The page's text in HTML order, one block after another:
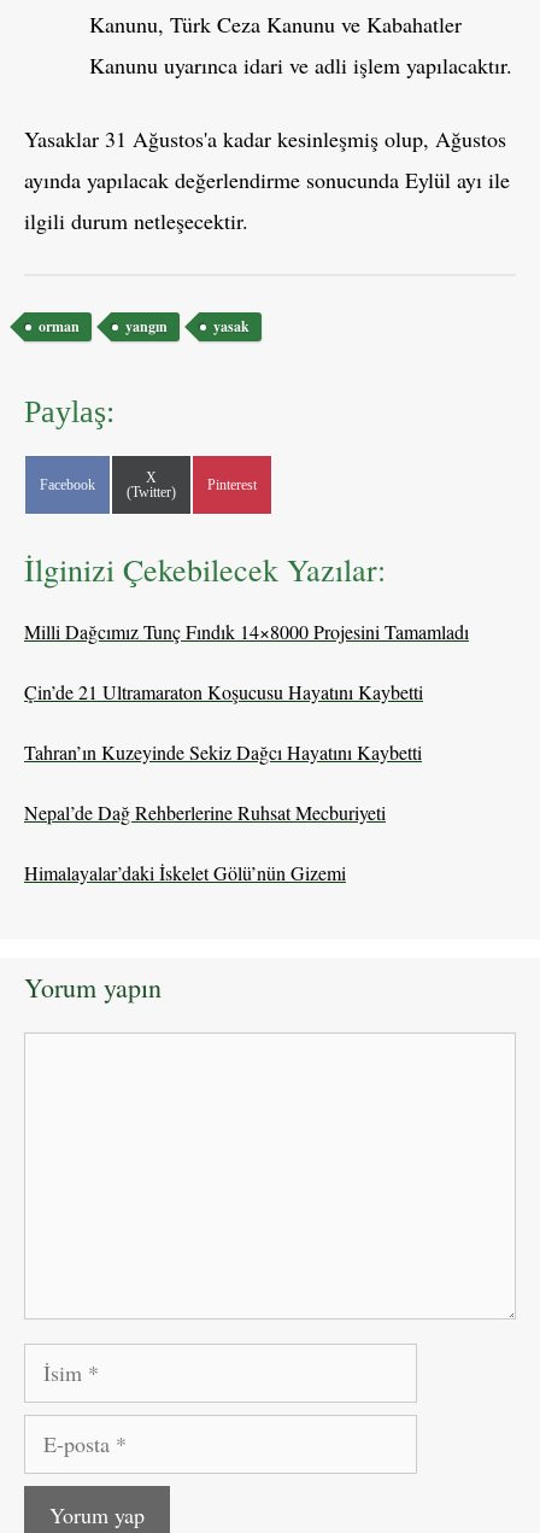
Kanunu, Türk Ceza Kanunu ve Kabahatler
Kanunu uyarınca idari ve adli işlem yapılacaktır.
Yasaklar 31 Ağustos'a kadar kesinleşmiş olup, Ağustos
ayında yapılacak değerlendirme sonucunda Eylül ayı ile
ilgili durum netleşecektir.
Etiketler
orman yangın yasak
Paylaş:
Share
Facebook
Share
on
X
(Twitter)
Share
Pinterest
İlginizi Çekebilecek Yazılar:
Milli Dağcımız Tunç Fındık 14×8000 Projesini Tamamladı
Çin’de 21 Ultramaraton Koşucusu Hayatını Kaybetti
Tahran’ın Kuzeyinde Sekiz Dağcı Hayatını Kaybetti
Nepal’de Dağ Rehberlerine Ruhsat Mecburiyeti
Himalayalar’daki İskelet Gölü’nün Gizemi
Yorum yapın
İsim
posta